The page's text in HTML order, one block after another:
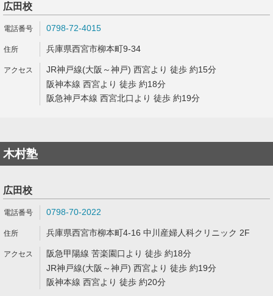
広田校
0798-72-4015
兵庫県西宮市柳本町9-34
JR神戸線(大阪～神戸) 西宮より 徒歩 約15分
阪神本線 西宮より 徒歩 約18分
阪急神戸本線 西宮北口より 徒歩 約19分
木村塾
広田校
0798-70-2022
兵庫県西宮市柳本町4-16 中川産婦人科クリニック 2F
阪急甲陽線 苦楽園口より 徒歩 約18分
JR神戸線(大阪～神戸) 西宮より 徒歩 約19分
阪神本線 西宮より 徒歩 約20分